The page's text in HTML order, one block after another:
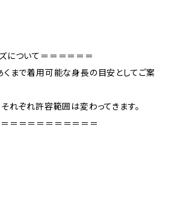
について＝＝＝＝＝＝
くまで着用可能な身長の目安としてご案
れぞれ許容範囲は変わってきます。
＝＝＝＝＝＝＝＝＝＝